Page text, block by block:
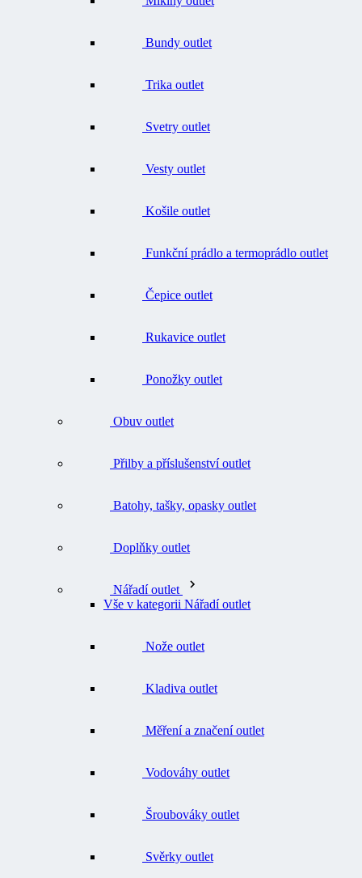
Trika outlet
Svetry outlet
Vesty outlet
Košile outlet
Funkční prádlo a termoprádlo outlet
Čepice outlet
Rukavice outlet
Ponožky outlet
Obuv outlet
Přilby a příslušenství outlet
Batohy, tašky, opasky outlet
Doplňky outlet
Nářadí outlet
Vše v kategorii Nářadí outlet
Nože outlet
Kladiva outlet
Měření a značení outlet
Vodováhy outlet
Šroubováky outlet
Svěrky outlet
Doplňky a náhradní díly k nářadí outlet